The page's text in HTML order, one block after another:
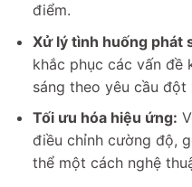
điểm.
Xử lý tình huống phát
khắc phục các vấn đề
sáng theo yêu cầu đột
Tối ưu hóa hiệu ứng:
điều chỉnh cường độ,
thể một cách nghệ